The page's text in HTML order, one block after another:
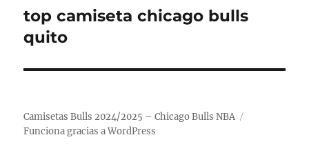
Entrada
siguiente:
top camiseta chicago bulls
quito
Camisetas Bulls 2024/2025 – Chicago Bulls NBA
Funciona gracias a WordPress